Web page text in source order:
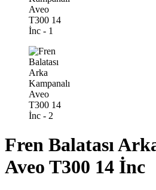
Fren Balatası
Aveo T300 14 İnc